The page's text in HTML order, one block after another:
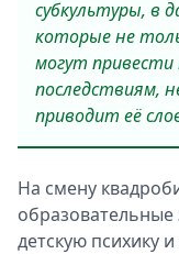
субкультуры, в
которые не
могут привести
последствиям,
приводит её
На смену
образовательные
детскую психику